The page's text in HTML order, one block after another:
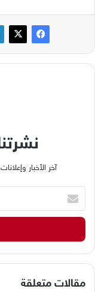
آخر الأخبار
ي
ك
ا
إمقالات متعلقة